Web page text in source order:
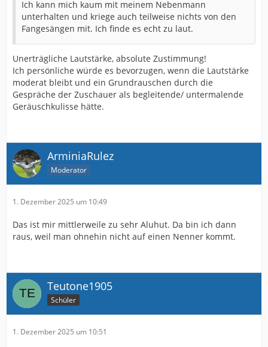
Ich kann mich kaum mit meinem Nebenmann
unterhalten und kriege auch teilweise nichts von den
Fangesängen mit. Ich finde es echt zu laut.
Unerträgliche Lautstärke, absolute Zustimmung!
Ich persönliche würde es bevorzugen, wenn die Lautstärke
moderat bleibt und ein Grundrauschen durch die
Gespräche der Zuschauer als begleitende/ untermalende
Geräuschkulisse hätte.
ArminiaRulez
Moderator
1. Dezember 2025 um 10:49
Das ist mir mittlerweile zu sehr Aluhut. Da bin ich dann
raus, weil man ohnehin nicht auf einen Nenner kommt.
Teutone1905
Schüler
1. Dezember 2025 um 10:51